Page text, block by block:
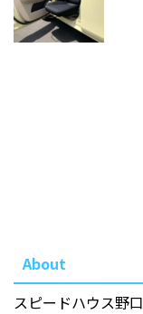
About
スピードハウス野口